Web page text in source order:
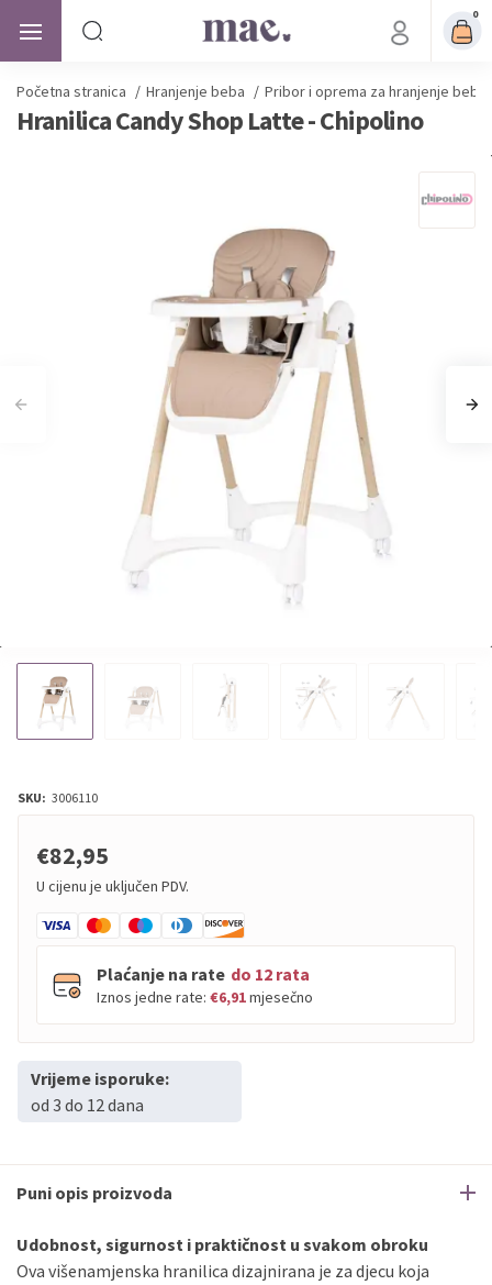
0
Početna stranica / Hranjenje beba / Pribor i oprema za hranjenje beba
Hranilica Candy Shop Latte - Chipolino
SKU: 3006110
€82,95
U cijenu je uključen PDV.
Plaćanje na rate do 12 rata
Iznos jedne rate: €6,91mjesečno
PBZ
PBZ
Erste
Maestro do12rata
Erste
Vrijeme isporuke:
od 3 do 12 dana
Puni opis proizvoda
Udobnost, sigurnost i praktičnost u svakom obroku
Ova višenamjenska hranilica dizajnirana je za djecu koja